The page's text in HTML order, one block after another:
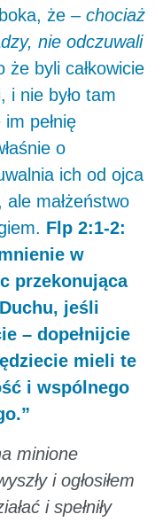
że – chociaż
nie odczuwali
byli całkowicie
i nie było tam
pełnię
o
ich od ojca
małżeństwo
Flp 2:1-2:
w
przekonująca
jeśli
– dopełnijcie
mieli te
i wspólnego
minione
i ogłosiłem
i spełniły